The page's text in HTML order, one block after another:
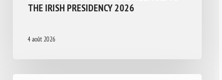
THE IRISH PRESIDENCY 2026
4 août 2026